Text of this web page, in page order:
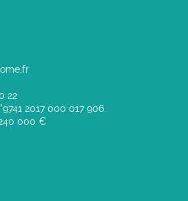
22
2017 000 017 906
000 €